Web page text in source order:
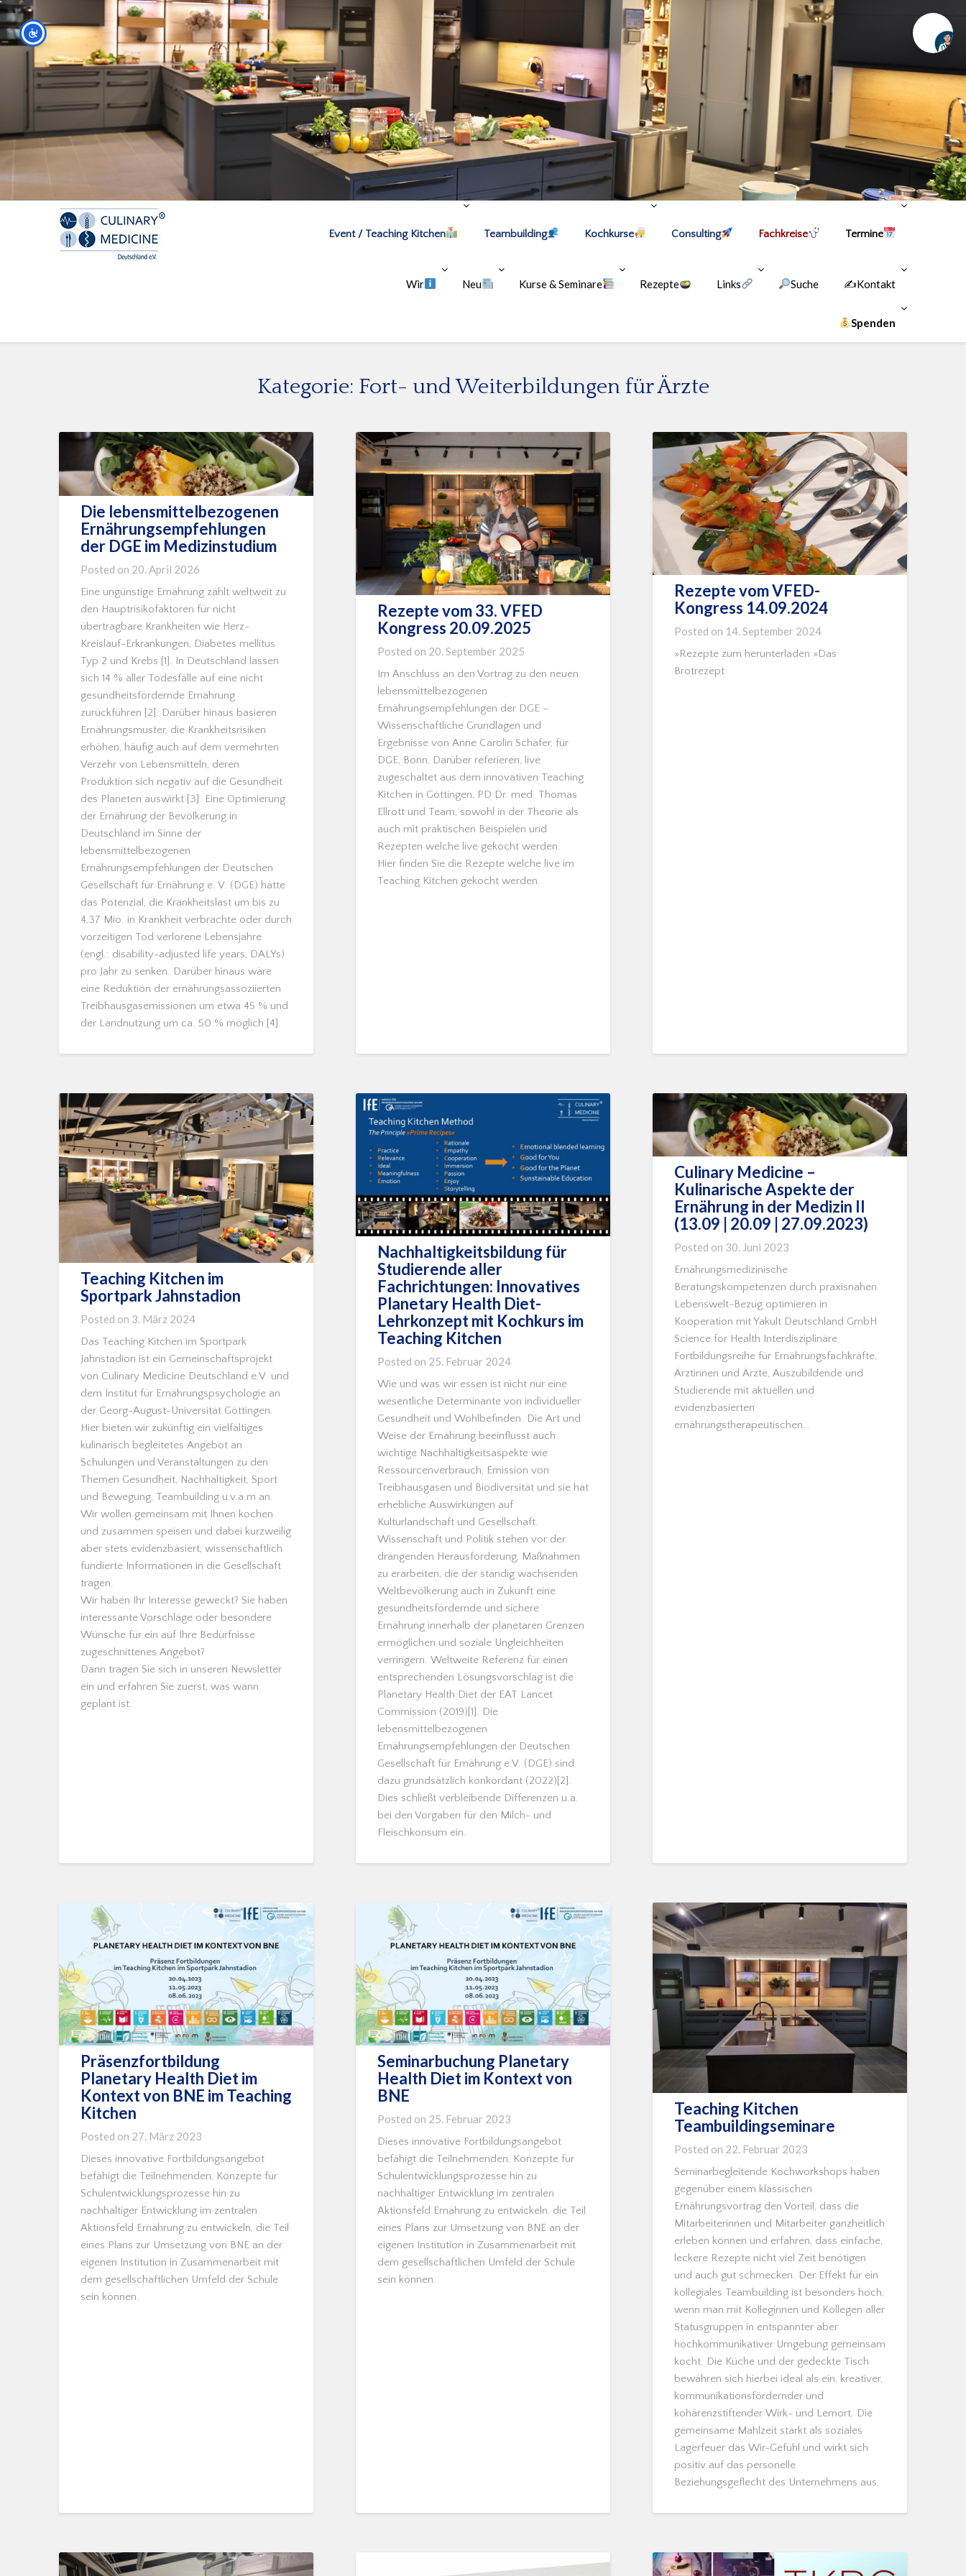
Event / Teaching Kitchen Teambuilding Kochkurse Consulting Fachkreise Termine
Wir Neu Kurse & Seminare Rezepte Links Suche ✍Kontakt
Spenden
Kategorie: Fort- und Weiterbildungen für Ärzte
Die lebensmittelbezogenen
Ernährungsempfehlungen
der DGE im Medizinstudium
Posted on 20. April 2026
Eine ungünstige Ernährung zählt weltweit zu
den Hauptrisikofaktoren für nicht
übertragbare Krankheiten wie Herz-
Kreislauf-Erkrankungen, Diabetes mellitus
Typ 2 und Krebs [1]. In Deutschland lassen
sich 14 % aller Todesfälle auf eine nicht
gesundheitsfördernde Ernährung
zurückführen [2]. Darüber hinaus basieren
Ernährungsmuster, die Krankheitsrisiken
erhöhen, häufig auch auf dem vermehrten
Verzehr von Lebensmitteln, deren
Produktion sich negativ auf die Gesundheit
des Planeten auswirkt [3]. Eine Optimierung
der Ernährung der Bevölkerung in
Deutschland im Sinne der
lebensmittelbezogenen
Ernährungsempfehlungen der Deutschen
Gesellschaft für Ernährung e. V. (DGE) hätte
das Potenzial, die Krankheitslast um bis zu
4,37 Mio. in Krankheit verbrachte oder durch
vorzeitigen Tod verlorene Lebensjahre
(engl.: disability-adjusted life years, DALYs)
pro Jahr zu senken. Darüber hinaus wäre
eine Reduktion der ernährungsassoziierten
Treibhausgasemissionen um etwa 45 % und
der Landnutzung um ca. 50 % möglich [4].
Rezepte vom 33. VFED
Kongress 20.09.2025
Posted on 20. September 2025
Im Anschluss an den Vortrag zu den neuen
lebensmittelbezogenen
Ernährungsempfehlungen der DGE –
Wissenschaftliche Grundlagen und
Ergebnisse von Anne Carolin Schäfer, für
DGE, Bonn, Darüber referieren, live
zugeschaltet aus dem innovativen Teaching
Kitchen in Göttingen, PD Dr. med. Thomas
Ellrott und Team, sowohl in der Theorie als
auch mit praktischen Beispielen und
Rezepten welche live gekocht werden.
Hier finden Sie die Rezepte welche live im
Teaching Kitchen gekocht werden.
Rezepte vom VFED-
Kongress 14.09.2024
Posted on 14. September 2024
»Rezepte zum herunterladen »Das
Brotrezept
Teaching Kitchen im
Sportpark Jahnstadion
Posted on 3. März 2024
Das Teaching Kitchen im Sportpark
Jahnstadion ist ein Gemeinschaftsprojekt
von Culinary Medicine Deutschland e.V. und
dem Institut für Ernährungspsychologie an
der Georg-August-Universität Göttingen.
Hier bieten wir zukünftig ein vielfältiges
kulinarisch begleitetes Angebot an
Schulungen und Veranstaltungen zu den
Themen Gesundheit, Nachhaltigkeit, Sport
und Bewegung, Teambuilding u.v.a.m an.
Wir wollen gemeinsam mit Ihnen kochen
und zusammen speisen und dabei kurzweilig
aber stets evidenzbasiert, wissenschaftlich
fundierte Informationen in die Gesellschaft
tragen.
Wir haben Ihr Interesse geweckt? Sie haben
interessante Vorschläge oder besondere
Wünsche für ein auf Ihre Bedürfnisse
zugeschnittenes Angebot?
Dann tragen Sie sich in unseren Newsletter
ein und erfahren Sie zuerst, was wann
geplant ist.
Nachhaltigkeitsbildung für
Studierende aller
Fachrichtungen: Innovatives
Planetary Health Diet-
Lehrkonzept mit Kochkurs im
Teaching Kitchen
Posted on 25. Februar 2024
Wie und was wir essen ist nicht nur eine
wesentliche Determinante von individueller
Gesundheit und Wohlbefinden. Die Art und
Weise der Ernährung beeinflusst auch
wichtige Nachhaltigkeitsaspekte wie
Ressourcenverbrauch, Emission von
Treibhausgasen und Biodiversität und sie hat
erhebliche Auswirkungen auf
Kulturlandschaft und Gesellschaft.
Wissenschaft und Politik stehen vor der
drängenden Herausforderung, Maßnahmen
zu erarbeiten, die der ständig wachsenden
Weltbevölkerung auch in Zukunft eine
gesundheitsfördernde und sichere
Ernährung innerhalb der planetaren Grenzen
ermöglichen und soziale Ungleichheiten
verringern. Weltweite Referenz für einen
entsprechenden Lösungsvorschlag ist die
Planetary Health Diet der EAT Lancet
Commission (2019)[1]. Die
lebensmittelbezogenen
Ernährungsempfehlungen der Deutschen
Gesellschaft für Ernährung e.V. (DGE) sind
dazu grundsätzlich konkordant (2022)[2].
Dies schließt verbleibende Differenzen u.a.
bei den Vorgaben für den Milch- und
Fleischkonsum ein.
Culinary Medicine –
Kulinarische Aspekte der
Ernährung in der Medizin II
(13.09 | 20.09 | 27.09.2023)
Posted on 30. Juni 2023
Ernährungsmedizinische
Beratungskompetenzen durch praxisnahen
Lebenswelt-Bezug optimieren in
Kooperation mit Yakult Deutschland GmbH
Science for Health Interdisziplinäre
Fortbildungsreihe für Ernährungsfachkräfte,
Ärztinnen und Ärzte, Auszubildende und
Studierende mit aktuellen und
evidenzbasierten
ernährungstherapeutischen…
Präsenzfortbildung
Planetary Health Diet im
Kontext von BNE im Teaching
Kitchen
Posted on 27. März 2023
Dieses innovative Fortbildungsangebot
befähigt die Teilnehmenden, Konzepte für
Schulentwicklungsprozesse hin zu
nachhaltiger Entwicklung im zentralen
Aktionsfeld Ernährung zu entwickeln, die Teil
eines Plans zur Umsetzung von BNE an der
eigenen Institution in Zusammenarbeit mit
dem gesellschaftlichen Umfeld der Schule
sein können.
Seminarbuchung Planetary
Health Diet im Kontext von
BNE
Posted on 25. Februar 2023
Dieses innovative Fortbildungsangebot
befähigt die Teilnehmenden, Konzepte für
Schulentwicklungsprozesse hin zu
nachhaltiger Entwicklung im zentralen
Aktionsfeld Ernährung zu entwickeln, die Teil
eines Plans zur Umsetzung von BNE an der
eigenen Institution in Zusammenarbeit mit
dem gesellschaftlichen Umfeld der Schule
sein können.
Teaching Kitchen
Teambuildingseminare
Posted on 22. Februar 2023
Seminarbegleitende Kochworkshops haben
gegenüber einem klassischen
Ernährungsvortrag den Vorteil, dass die
Mitarbeiterinnen und Mitarbeiter ganzheitlich
erleben können und erfahren, dass einfache,
leckere Rezepte nicht viel Zeit benötigen
und auch gut schmecken. Der Effekt für ein
kollegiales Teambuilding ist besonders hoch,
wenn man mit Kolleginnen und Kollegen aller
Statusgruppen in entspannter aber
hochkommunikativer Umgebung gemeinsam
kocht. Die Küche und der gedeckte Tisch
bewähren sich hierbei ideal als ein, kreativer,
kommunikationsfördernder und
kohärenzstiftender Wirk- und Lernort. Die
gemeinsame Mahlzeit stärkt als soziales
Lagerfeuer das Wir-Gefühl und wirkt sich
positiv auf das personelle
Beziehungsgeflecht des Unternehmens aus.
Chat